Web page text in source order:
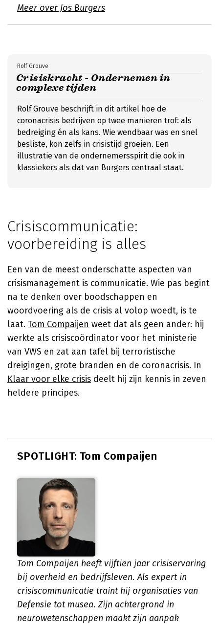
Meer over Jos Burgers
Crisiskracht - Ondernemen in
complexe tijden
Rolf Grouve
Rolf Grouve beschrijft in dit artikel hoe de
coronacrisis bedrijven op twee manieren trof: als
bedreiging én als kans. Wie wendbaar was en snel
besliste, kon zelfs in crisistijd groeien. Een
illustratie van de ondernemersspirit die ook in
klassiekers als dat van Burgers centraal staat.
Crisiscommunicatie:
voorbereiding is alles
Een van de meest onderschatte aspecten van
crisismanagement is communicatie. Wie pas begint
na te denken over boodschappen en
woordvoering als de crisis al volop woedt, is te
laat. Tom Compaijen weet dat als geen ander: hij
werkte als crisiscoördinator voor het ministerie
van VWS en zat aan tafel bij terroristische
dreigingen, grote branden en de coronacrisis. In
Klaar voor elke crisis deelt hij zijn kennis in zeven
heldere principes.
SPOTLIGHT: Tom Compaijen
Tom Compaijen heeft vijftien jaar crisiservaring
bij overheid en bedrijfsleven. Als expert in
crisiscommunicatie traint hij organisaties van
Defensie tot musea. Zijn achtergrond in
neurowetenschappen maakt zijn aanpak